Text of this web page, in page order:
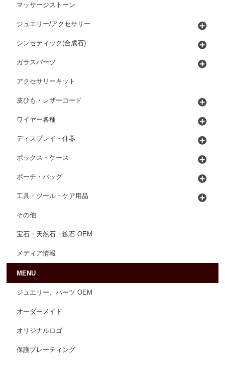
マッサージストーン
ジュエリー/アクセサリー
シンセティック(合成石)
ガラスパーツ
アクセサリーキット
皮ひも・レザーコード
ワイヤー各種
ディスプレイ・什器
ボックス・ケース
ポーチ・バッグ
工具・ツール・ケア用品
その他
宝石・天然石・鉱石 OEM
メディア情報
MENU
ジュエリー、パーツ OEM
オーダーメイド
オリジナルロゴ
保護プレーティング